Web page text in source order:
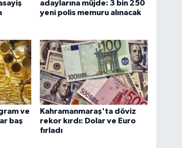
adaylarına müjde: 3 bin 250
yeni polis memuru alınacak
ve
baş
Kahramanmaraş'ta döviz
rekor kırdı: Dolar ve Euro
fırladı